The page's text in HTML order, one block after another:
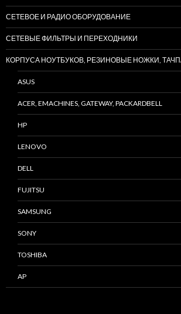
СЕТЕВОЕ И РАДИО ОБОРУДОВАНИЕ
СЕТЕВЫЕ ФИЛЬТРЫ И ПЕРЕХОДНИКИ
КОРПУСА НОУТБУКОВ, РЕЗИНОВЫЕ НОЖКИ,
ASUS
ACER, EMACHINES, GATEWAY, PACKARDBELL
HP
LENOVO
DELL
FUJITSU
SAMSUNG
SONY
TOSHIBA
AP